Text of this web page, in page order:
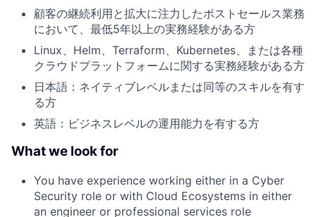
顧客の継続利用と拡大に注力したポストセールス業務
において、最低5年以上の実務経験がある方
Linux、Helm、Terraform、Kubernetes、または各種
クラウドプラットフォームに関する実務経験がある方
日本語：ネイティブレベルまたは同等のスキルを有す
る方
英語：ビジネスレベルの運用能力を有する方
What we look for
You have experience working either in a Cyber
Security role or with Cloud Ecosystems in either
an engineer or professional services role